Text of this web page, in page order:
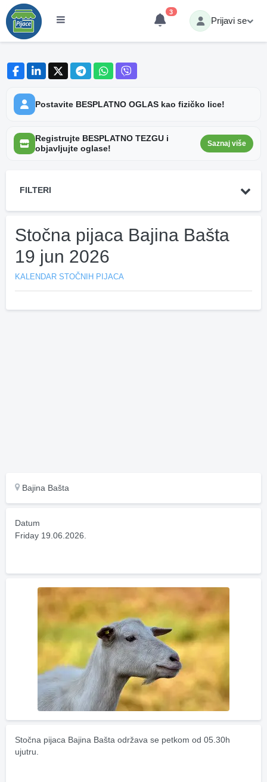
3
Prijavi se
Postavite BESPLATNO OGLAS kao fizičko lice!
Registrujte BESPLATNO TEZGU i
objavljujte oglase!
Saznaj više
FILTERI
Stočna pijaca Bajina Bašta
19 jun 2026
KALENDAR STOČNIH PIJACA
Bajina Bašta
Datum
Friday 19.06.2026.
Stočna pijaca Bajina Bašta održava se petkom od 05.30h
ujutru.